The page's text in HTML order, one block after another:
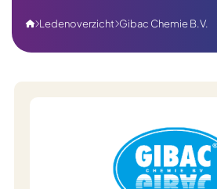
Ledenoverzicht Gibac Chemie B.V.